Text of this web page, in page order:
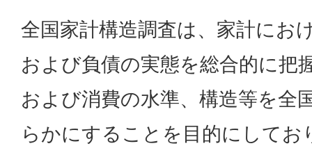
全国家計構造調査は、家計にお
および負債の実態を総合的に把
および消費の水準、構造等を全
らかにすることを目的にしてお